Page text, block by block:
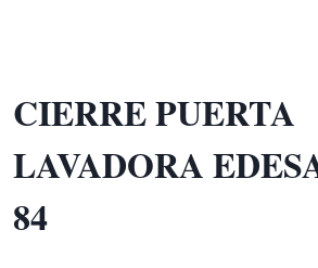
CIERRE PUERTA
LAVADORA
84